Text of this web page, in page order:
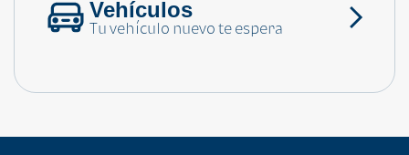
Vehículos
Tu vehículo nuevo te espera